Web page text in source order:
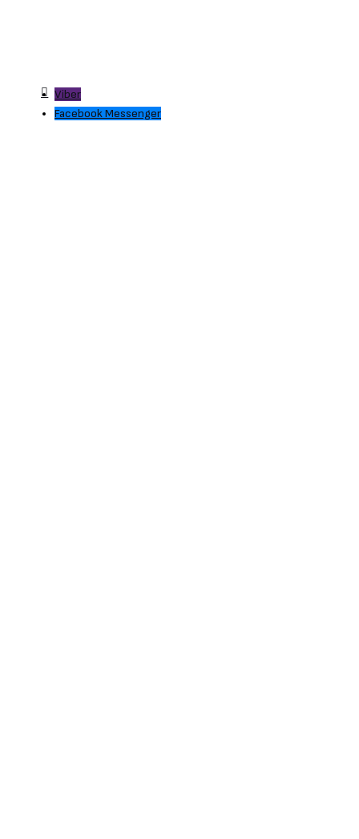
Viber
Facebook Messenger